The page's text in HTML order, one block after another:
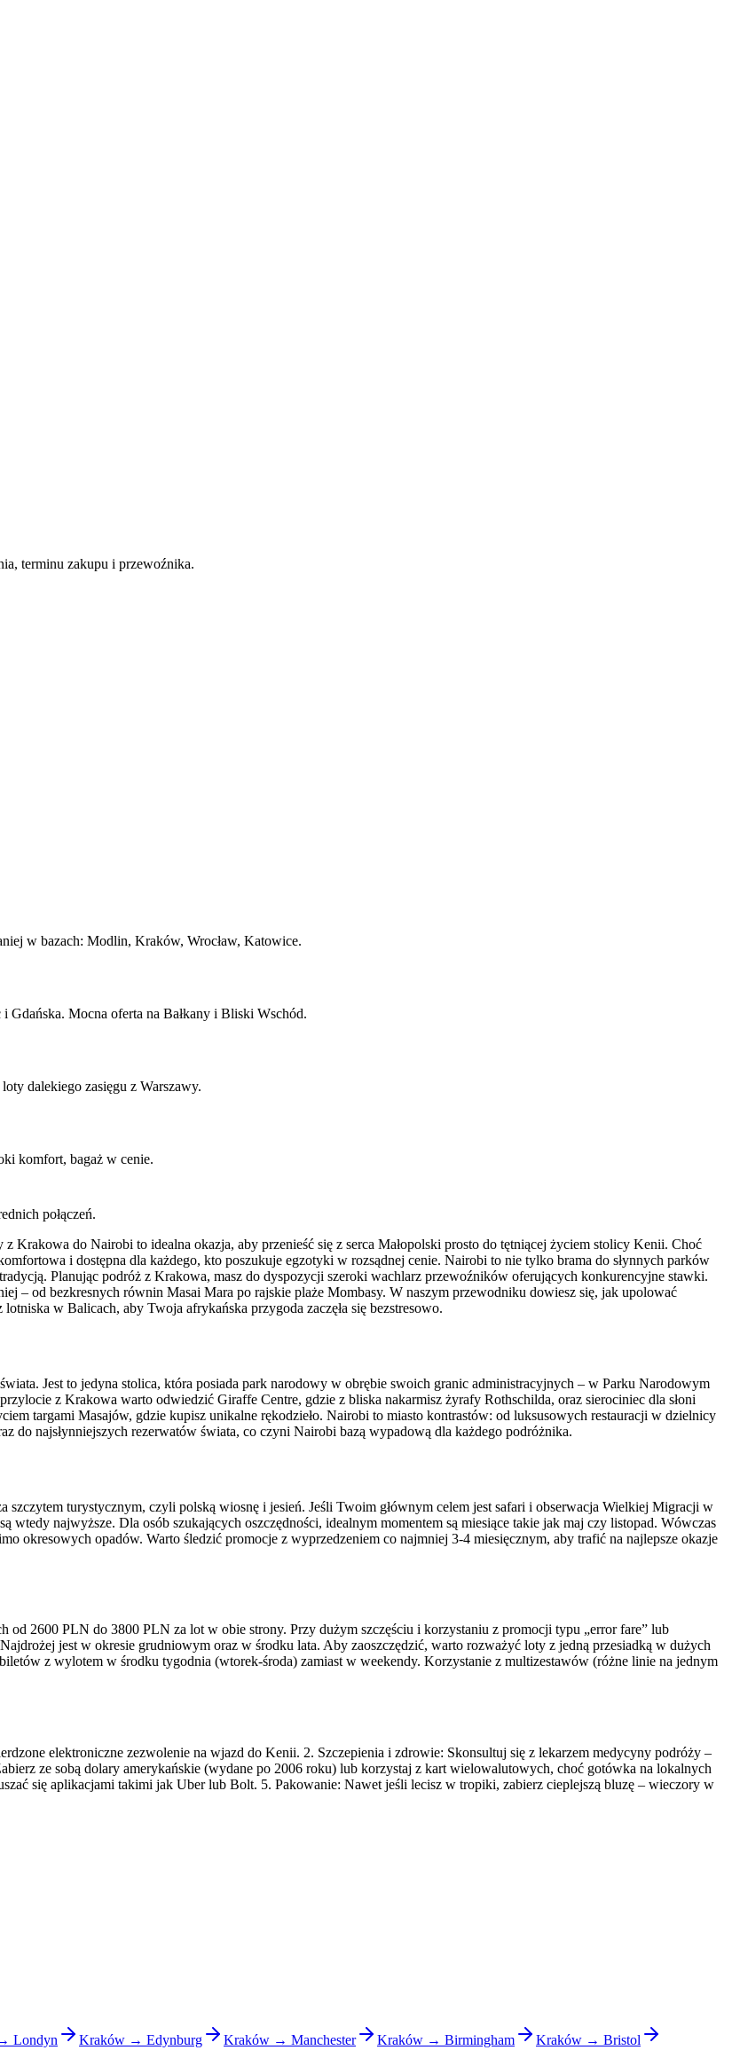
terminu zakupu i przewoźnika.
w bazach: Modlin, Kraków, Wrocław, Katowice.
Mocna oferta na Bałkany i Bliski Wschód.
dalekiego zasięgu z Warszawy.
komfort, bagaż w cenie.
połączeń.
do Nairobi to idealna okazja, aby przenieść się z serca Małopolski prosto do tętniącej życiem stolicy Kenii. Choć
i dostępna dla każdego, kto poszukuje egzotyki w rozsądnej cenie. Nairobi to nie tylko brama do słynnych parków
Planując podróż z Krakowa, masz do dyspozycji szeroki wachlarz przewoźników oferujących konkurencyjne stawki.
– od bezkresnych równin Masai Mara po rajskie plaże Mombasy. W naszym przewodniku dowiesz się, jak upolować
w Balicach, aby Twoja afrykańska przygoda zaczęła się bezstresowo.
Jest to jedyna stolica, która posiada park narodowy w obrębie swoich granic administracyjnych – w Parku Narodowym
z Krakowa warto odwiedzić Giraffe Centre, gdzie z bliska nakarmisz żyrafy Rothschilda, oraz sierociniec dla słoni
targami Masajów, gdzie kupisz unikalne rękodzieło. Nairobi to miasto kontrastów: od luksusowych restauracji w dzielnicy
do najsłynniejszych rezerwatów świata, co czyni Nairobi bazą wypadową dla każdego podróżnika.
turystycznym, czyli polską wiosnę i jesień. Jeśli Twoim głównym celem jest safari i obserwacja Wielkiej Migracji w
najwyższe. Dla osób szukających oszczędności, idealnym momentem są miesiące takie jak maj czy listopad. Wówczas
okresowych opadów. Warto śledzić promocje z wyprzedzeniem co najmniej 3-4 miesięcznym, aby trafić na najlepsze okazje
2600 PLN do 3800 PLN za lot w obie strony. Przy dużym szczęściu i korzystaniu z promocji typu „error fare” lub
jest w okresie grudniowym oraz w środku lata. Aby zaoszczędzić, warto rozważyć loty z jedną przesiadką w dużych
z wylotem w środku tygodnia (wtorek-środa) zamiast w weekendy. Korzystanie z multizestawów (różne linie na jednym
elektroniczne zezwolenie na wjazd do Kenii. 2. Szczepienia i zdrowie: Skonsultuj się z lekarzem medycyny podróży –
ze sobą dolary amerykańskie (wydane po 2006 roku) lub korzystaj z kart wielowalutowych, choć gotówka na lokalnych
się aplikacjami takimi jak Uber lub Bolt. 5. Pakowanie: Nawet jeśli lecisz w tropiki, zabierz cieplejszą bluzę – wieczory w
Londyn Kraków → Edynburg Kraków → Manchester Kraków → Birmingham Kraków → Bristol